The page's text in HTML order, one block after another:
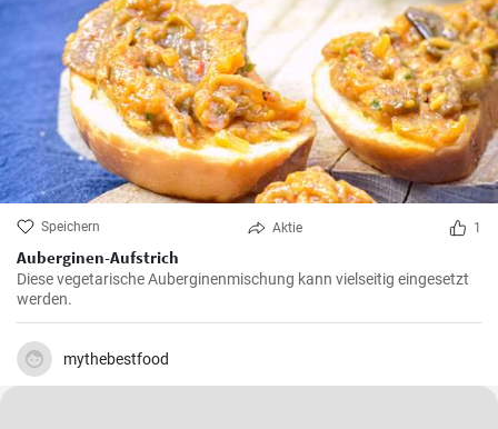
Speichern Aktie 1
Auberginen-Aufstrich
Diese vegetarische Auberginenmischung kann vielseitig eingesetzt
werden.
mythebestfood